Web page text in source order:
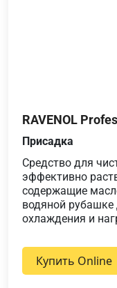
RAVENOL
Присадка
Средство для
эффективно
содержащие
водяной рубашке
охлаждения и
Купить Online